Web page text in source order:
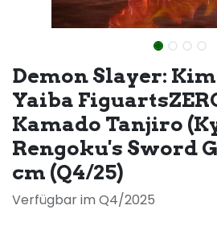
Demon Slayer:
Yaiba
Kamado Tanjiro
Rengoku's Sword
cm (Q4/25)
Verfügbar im Q4/2025